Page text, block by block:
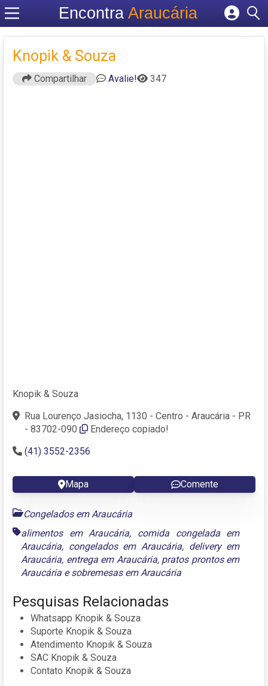
EncontraAraucária
Cadastrar empresa
Knopik & Souza
Compartilhar Avalie! 347
Knopik & Souza
Rua Lourenço Jasiocha, 1130 - Centro - Araucária - PR
- 83702-090
Endereço copiado!
(41) 3552-2356
Mapa Comente
Congelados em Araucária
alimentos em Araucária, comida congelada em
Araucária, congelados em Araucária, delivery em
Araucária, entrega em Araucária, pratos prontos em
Araucária esobremesas em Araucária
Pesquisas Relacionadas
Whatsapp Knopik & Souza
Suporte Knopik & Souza
Atendimento Knopik & Souza
SAC Knopik & Souza
Contato Knopik & Souza